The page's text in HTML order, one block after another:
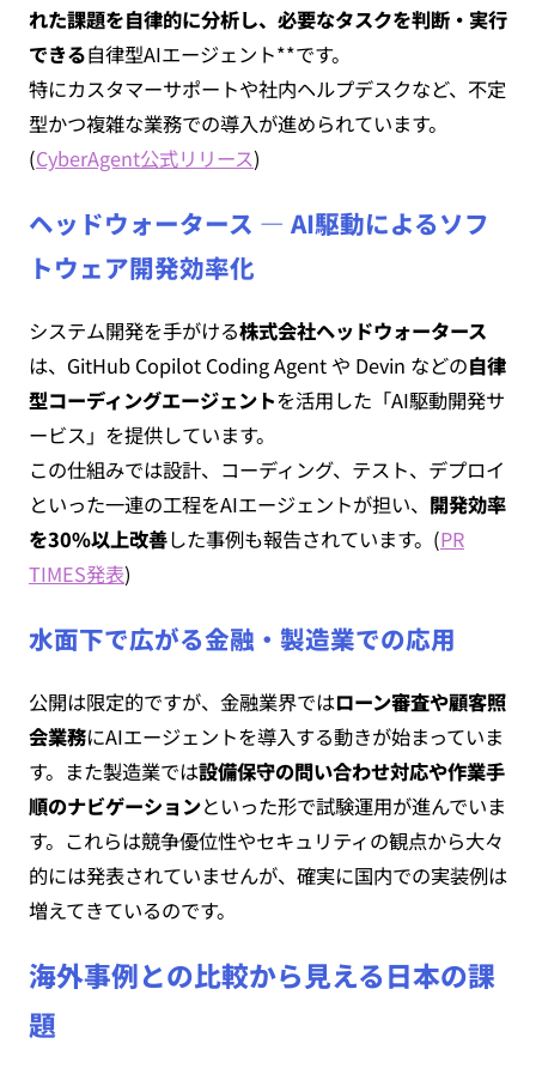
れた課題を自律的に分析し、必要なタスクを判断・実行
できる自律型AIエージェント**です。
特にカスタマーサポートや社内ヘルプデスクなど、不定
型かつ複雑な業務での導入が進められています。
(CyberAgent公式リリース)
ヘッドウォータース ― AI駆動によるソフ
トウェア開発効率化
システム開発を手がける株式会社ヘッドウォータース
は、GitHub Copilot Coding Agent や Devin などの自律
型コーディングエージェントを活用した「AI駆動開発サ
ービス」を提供しています。
この仕組みでは設計、コーディング、テスト、デプロイ
といった一連の工程をAIエージェントが担い、 開発効率
を30%以上改善した事例も報告されています。(PR
TIMES発表)
水面下で広がる金融・製造業での応用
公開は限定的ですが、金融業界ではローン審査や顧客照
会業務にAIエージェントを導入する動きが始まっていま
す。また製造業では設備保守の問い合わせ対応や作業手
順のナビゲーションといった形で試験運用が進んでいま
す。これらは競争優位性やセキュリティの観点から大々
的には発表されていませんが、確実に国内での実装例は
増えてきているのです。
海外事例との比較から見える日本の課
題